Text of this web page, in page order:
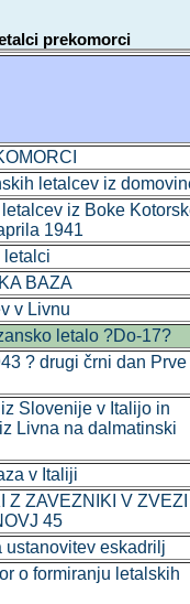
prekomorci
letalcev iz
iz Boke
1941
letalci
BAZA
v Livnu
letalo ?Do-17?
? drugi črni dan Prve
Slovenije v Italijo in
Livna na dalmatinski
v Italiji
Z ZAVEZNIKI V ZVEZI
45
ustanovitev eskadrilj
o formiranju letalskih